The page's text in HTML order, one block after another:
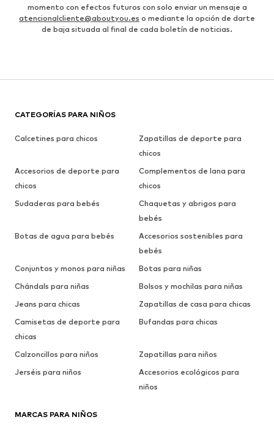
momento con efectos futuros con solo enviar un mensaje a
atencionalcliente@aboutyou.es o mediante la opción de darte
de baja situada al final de cada boletín de noticias.
CATEGORÍAS PARA NIÑOS
Calcetines para chicos
Zapatillas de deporte para
chicos
Accesorios de deporte para
chicos
Complementos de lana para
chicos
Sudaderas para bebés
Chaquetas y abrigos para
bebés
Botas de agua para bebés
Accesorios sostenibles para
bebés
Conjuntos y monos para niñas
Botas para niñas
Chándals para niñas
Bolsos y mochilas para niñas
Jeans para chicas
Zapatillas de casa para chicas
Camisetas de deporte para
chicas
Bufandas para chicas
Calzoncillos para niños
Zapatillas para niños
Jerséis para niños
Accesorios ecológicos para
niños
MARCAS PARA NIÑOS